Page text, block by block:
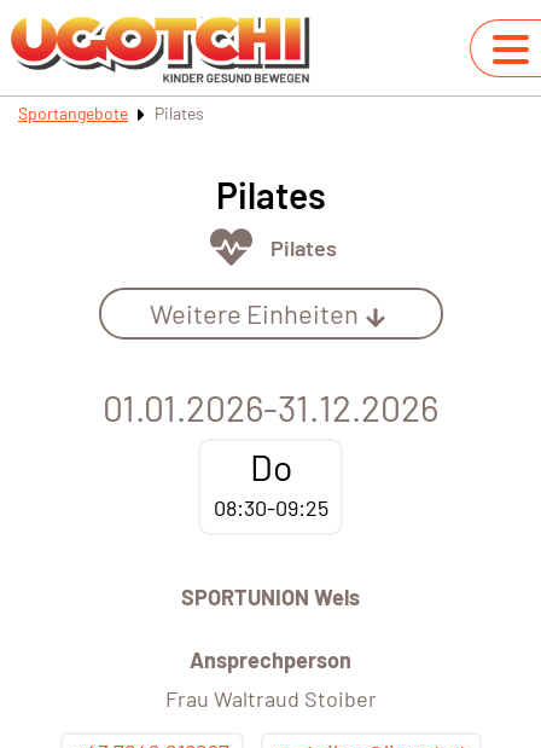
Sportangebote Pilates
Pilates
Pilates
Weitere Einheiten
01.01.2026-31.12.2026
Do
08:30-09:25
SPORTUNION Wels
Ansprechperson
Frau Waltraud Stoiber